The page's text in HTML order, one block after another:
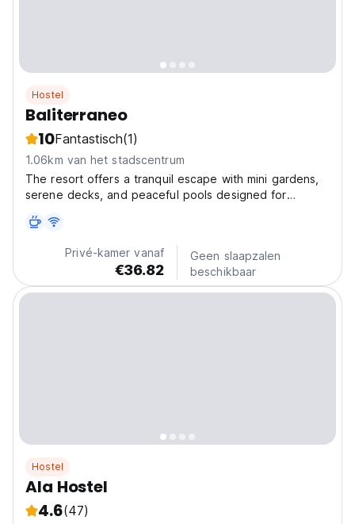
Hostel
Baliterraneo
10Fantastisch(1)
1.06km van het stadscentrum
The resort offers a tranquil escape with mini gardens,
serene decks, and peaceful pools designed for
vibrant culture while enjoying a Mediterranean-Italian
inspired menu with locally sourced ingredients....
Privé-kamer vanaf
€36.82
Geen slaapzalen
beschikbaar
Hostel
Ala Hostel
4.6(47)